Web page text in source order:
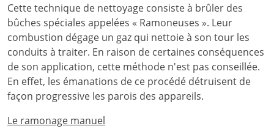
Cette technique de nettoyage consiste à brûler des
bûches spéciales appelées « Ramoneuses ». Leur
combustion dégage un gaz qui nettoie à son tour les
conduits à traiter. En raison de certaines conséquences
de son application, cette méthode n'est pas conseillée.
En effet, les émanations de ce procédé détruisent de
façon progressive les parois des appareils.
Le ramonage manuel